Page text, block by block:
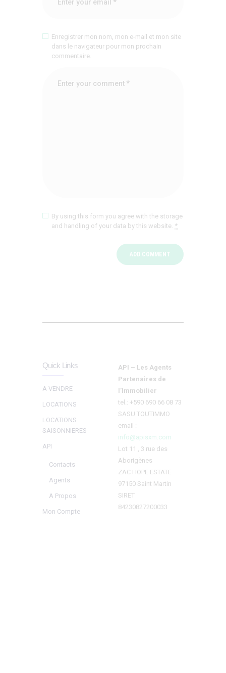
Enregistrer mon nom, mon e-mail et mon site
dans le navigateur pour mon prochain
commentaire.
By using this form you agree with the storage
and handling of your data by this website. *
Quick Links
A VENDRE
LOCATIONS
LOCATIONS
SAISONNIERES
API
Contacts
Agents
A Propos
Mon Compte
API – Les Agents
Partenaires de
l’Immobilier
tel.: +590 690 66 08 73
SASU TOUTIMMO
email :
info@apisxm.com
Lot 11 , 3 rue des
Aborigènes
ZAC HOPE ESTATE
97150 Saint Martin
SIRET
84230827200033